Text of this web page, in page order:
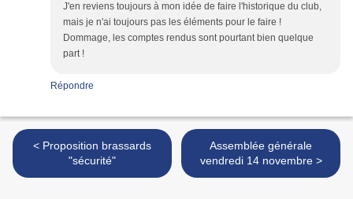
J'en reviens toujours à mon idée de faire l'historique du club,
mais je n'ai toujours pas les éléments pour le faire !
Dommage, les comptes rendus sont pourtant bien quelque
part !
Répondre
< Proposition brassards
"sécurité"
Assemblée générale
vendredi 14 novembre >